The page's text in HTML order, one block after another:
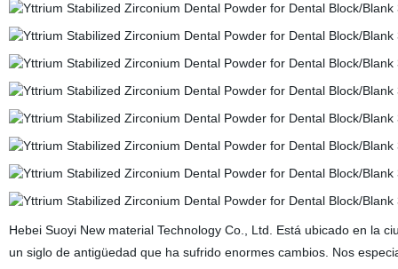
Hebei Suoyi New material Technology Co., Ltd. Está ubicado en la
un siglo de antigüedad que ha sufrido enormes cambios. Nos